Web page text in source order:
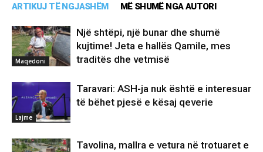
ARTIKUJ TË NGJASHËM MË SHUMË NGA AUTORI
Maqedoni
Një shtëpi, një bunar dhe shumë
kujtime! Jeta e hallës Qamile, mes
traditës dhe vetmisë
Lajme
Taravari: ASH-ja nuk është e interesuar
të bëhet pjesë e kësaj qeverie
Tavolina, mallra e vetura në trotuaret e